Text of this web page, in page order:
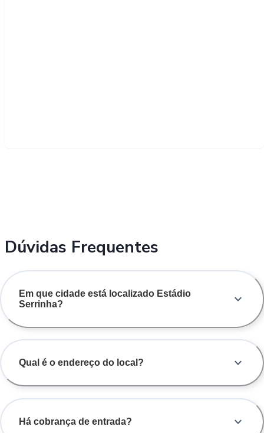
Dúvidas Frequentes
Em que cidade está localizado Estádio
Serrinha?
Qual é o endereço do local?
Há cobrança de entrada?